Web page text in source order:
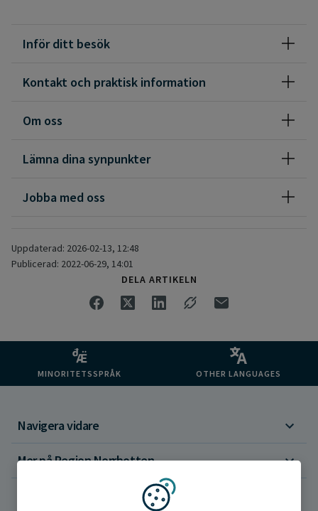
Inför ditt besök
Kontakt och praktisk information
Om oss
Lämna dina synpunkter
Jobba med oss
Uppdaterad: 2026-02-13, 12:48
Publicerad: 2022-06-29, 14:01
DELA ARTIKELN
MINORITETSSPRÅK OTHER LANGUAGES
Navigera vidare
Mer på Region Norrbotten
Vi använder kakor